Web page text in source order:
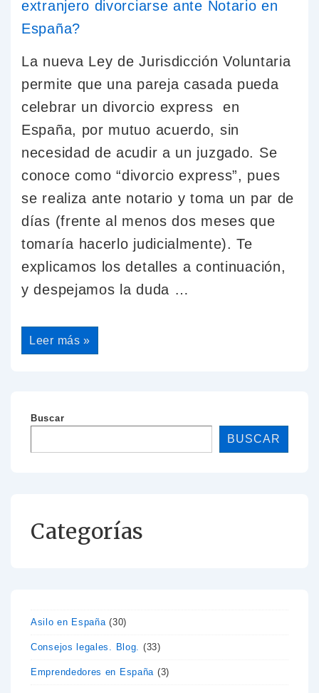
La nueva Ley de Jurisdicción Voluntaria
permite que una pareja casada pueda
celebrar un divorcio express en
España, por mutuo acuerdo, sin
necesidad de acudir a un juzgado. Se
conoce como “divorcio express”, pues
se realiza ante notario y toma un par de
días (frente al menos dos meses que
tomaría hacerlo judicialmente). Te
explicamos los detalles a continuación,
y despejamos la duda …
Leer más »
Buscar
BUSCAR
Categorías
Asilo en España (30)
Consejos legales. Blog. (33)
Emprendedores en España (3)